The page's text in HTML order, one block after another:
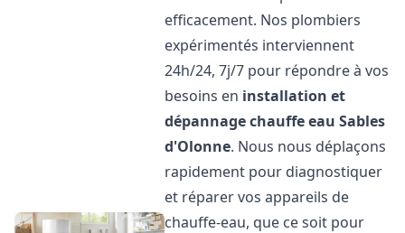
efficacement. Nos plombiers
expérimentés interviennent
24h/24, 7j/7 pour répondre à vos
besoins en installation et
dépannage chauffe eau Sables
d'Olonne. Nous nous déplaçons
rapidement pour diagnostiquer
et réparer vos appareils de
chauffe-eau, que ce soit pour